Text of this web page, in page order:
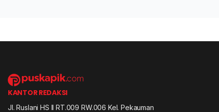
KANTOR REDAKSI
Jl. Ruslani HS II RT.009 RW.006 Kel. Pekauman